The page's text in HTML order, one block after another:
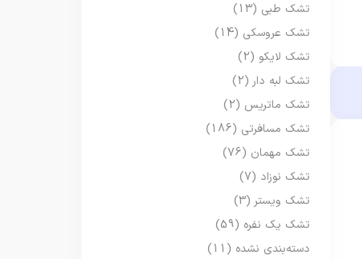
تشک طبی (13)
تشک عروسکی (14)
تشک لایکو (2)
تشک لبه دار (2)
تشک ماتریس (2)
تشک مسافرتی (186)
تشک مهمان (76)
تشک نوزاد (7)
تشک ویستر (3)
تشک یک نفره (59)
دسته‌بندی نشده (11)